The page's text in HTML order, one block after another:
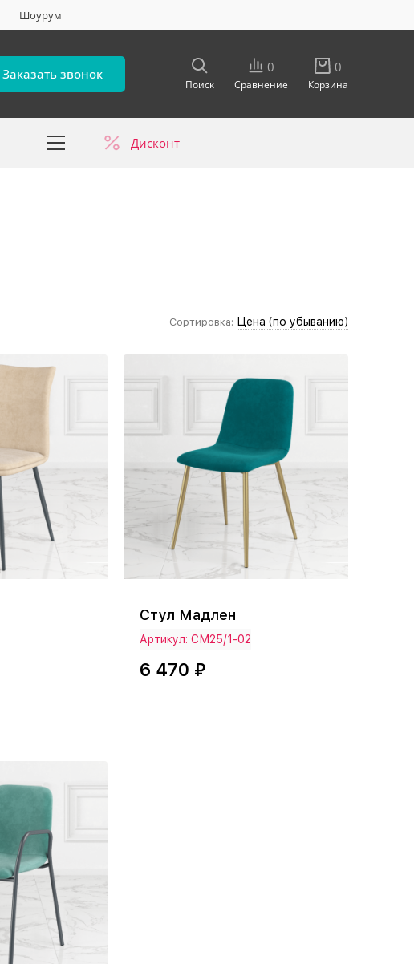
Шоурум
Заказать звонок
Поиск
0
Сравнение
0
Корзина
Дисконт
Сортировка: Цена (по убыванию)
Стул Мадлен
Артикул: СМ25/1-02
6 470 ₽